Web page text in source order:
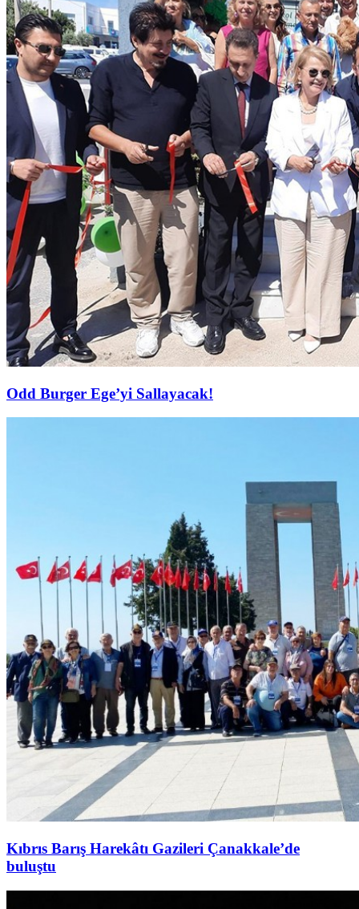
Odd Burger Ege’yi Sallayacak!
Kıbrıs Barış Harekâtı Gazileri Çanakkale’de
buluştu